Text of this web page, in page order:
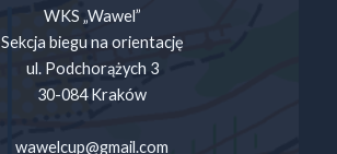
WKS „Wawel”
Sekcja biegu na orientację
ul. Podchorążych 3
30-084 Kraków
wawelcup@gmail.com